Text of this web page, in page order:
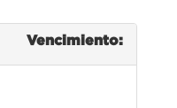
Vencimiento: